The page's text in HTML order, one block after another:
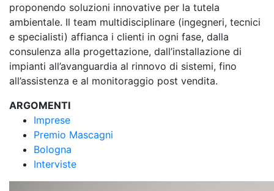
proponendo soluzioni innovative per la tutela
ambientale. Il team multidisciplinare (ingegneri, tecnici
e specialisti) affianca i clienti in ogni fase, dalla
consulenza alla progettazione, dall’installazione di
impianti all’avanguardia al rinnovo di sistemi, fino
all’assistenza e al monitoraggio post vendita.
ARGOMENTI
Imprese
Premio Mascagni
Bologna
Interviste